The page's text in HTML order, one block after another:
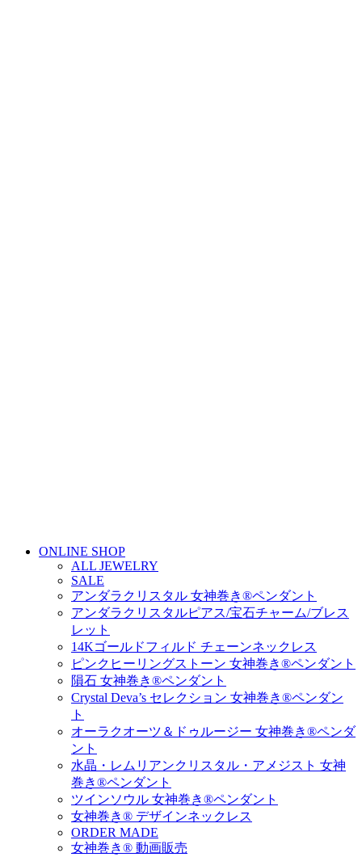
ONLINE SHOP
ALL JEWELRY
SALE
アンダラクリスタル 女神巻き®ペンダント
アンダラクリスタルピアス/宝石チャーム/ブレス
レット
14Kゴールドフィルド チェーンネックレス
ピンクヒーリングストーン 女神巻き®ペンダント
隕石 女神巻き®ペンダント
Crystal Deva’s セレクション 女神巻き®ペンダン
ト
オーラクオーツ＆ドゥルージー 女神巻き®ペンダ
ント
水晶・レムリアンクリスタル・アメジスト 女神
巻き®ペンダント
ツインソウル 女神巻き®ペンダント
女神巻き® デザインネックレス
ORDER MADE
女神巻き® 動画販売